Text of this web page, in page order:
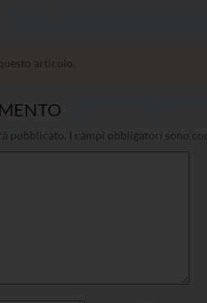
articolo.
pubblicato. I campi obbligatori sono